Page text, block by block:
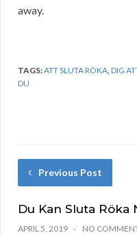
away.
TAGS:ATT SLUTA RÖKA,DIG
DU
Previous Post
Du Kan Sluta Röka
APRIL 5, 2019 NO